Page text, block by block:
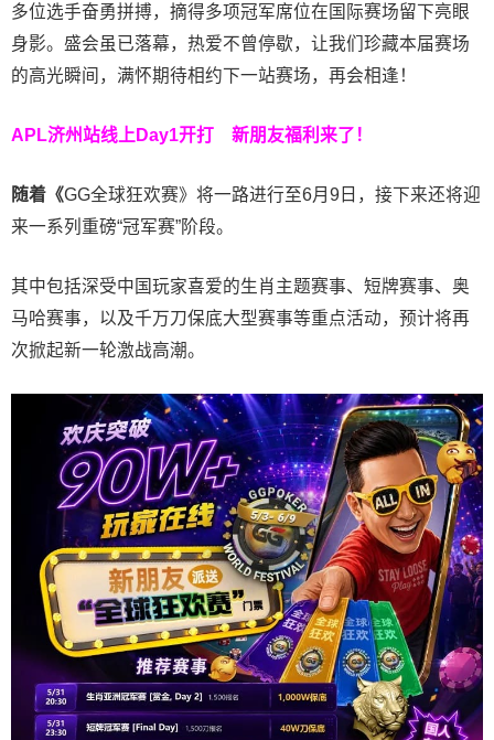
多位选手奋勇拼搏，摘得多项冠军席位在国际赛场留下亮眼
身影。盛会虽已落幕，热爱不曾停歇，让我们珍藏本届赛场
的高光瞬间，满怀期待相约下一站赛场，再会相逢！
APL济州站线上Day1开打 新朋友福利来了！
随着《GG全球狂欢赛》将一路进行至6月9日，接下来还将迎
来一系列重磅“冠军赛”阶段。
其中包括深受中国玩家喜爱的生肖主题赛事、短牌赛事、奥
马哈赛事，以及千万刀保底大型赛事等重点活动，预计将再
次掀起新一轮激战高潮。